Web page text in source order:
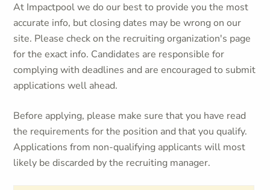
At Impactpool we do our best to provide you the most
accurate info, but closing dates may be wrong on our
site. Please check on the recruiting organization's page
for the exact info. Candidates are responsible for
complying with deadlines and are encouraged to submit
applications well ahead.
Before applying, please make sure that you have read
the requirements for the position and that you qualify.
Applications from non-qualifying applicants will most
likely be discarded by the recruiting manager.